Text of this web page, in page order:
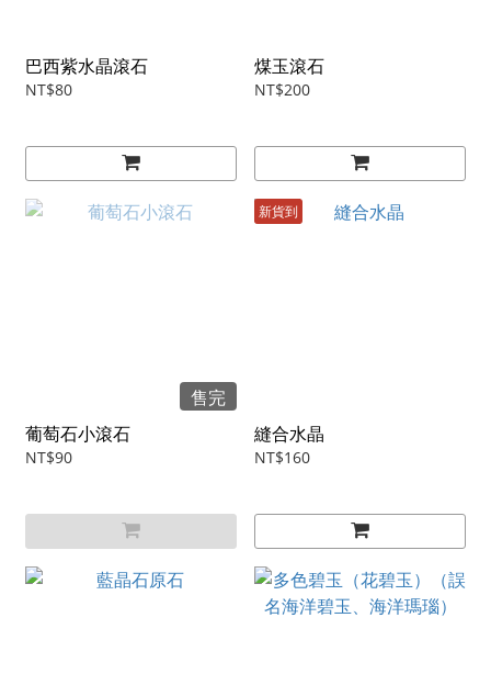
巴西紫水晶滾石
NT$80
煤玉滾石
NT$200
售完
葡萄石小滾石
NT$90
新貨到
縫合水晶
NT$160